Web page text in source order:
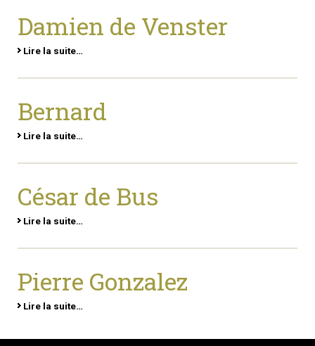
Damien de Venster
Lire la suite…
Bernard
Lire la suite…
César de Bus
Lire la suite…
Pierre Gonzalez
Lire la suite…